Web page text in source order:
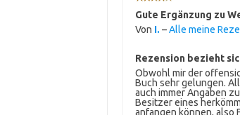
Gute Ergänzung zu
Von I. –Alle meine
Rezension bezieht
Obwohl mir der
Buch sehr gelungen.
auch immer Angaben
Besitzer eines
anfangen können, also